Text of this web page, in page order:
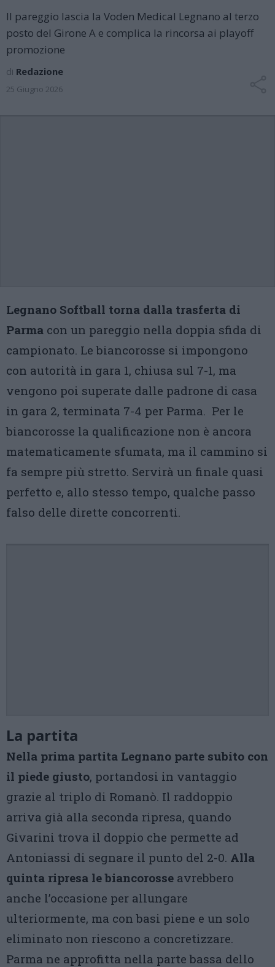
Il pareggio lascia la Voden Medical Legnano al terzo
posto del Girone A e complica la rincorsa ai playoff
promozione
di Redazione
25 Giugno 2026
Legnano Softball torna dalla trasferta di
Parma con un pareggio nella doppia sfida di
campionato. Le biancorosse si impongono
con autorità in gara 1, chiusa sul 7-1, ma
vengono poi superate dalle padrone di casa
in gara 2, terminata 7-4 per Parma. Per le
biancorosse la qualificazione non è ancora
matematicamente sfumata, ma il cammino si
fa sempre più stretto. Servirà un finale quasi
perfetto e, allo stesso tempo, qualche passo
falso delle dirette concorrenti.
La partita
Nella prima partita Legnano parte subito con
il piede giusto, portandosi in vantaggio
grazie al triplo di Romanò. Il raddoppio
arriva già alla seconda ripresa, quando
Givarini trova il doppio che permette ad
Antoniassi di segnare il punto del 2-0. Alla
quinta ripresa le biancorosse avrebbero
anche l’occasione per allungare
ulteriormente, ma con basi piene e un solo
eliminato non riescono a concretizzare.
Parma ne approfitta nella parte bassa dello